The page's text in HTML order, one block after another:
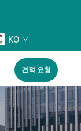
KO
견적 요청